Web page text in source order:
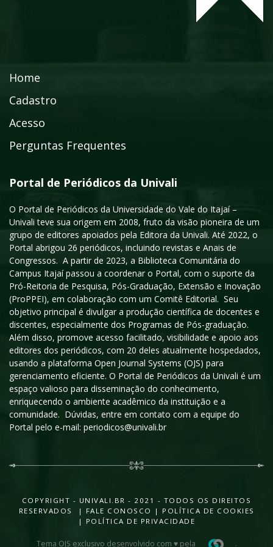
Home
Cadastro
Acesso
Perguntas Frequentes
Portal de Periódicos da Univali
O Portal de Periódicos da Universidade do Vale do Itajaí –
Univali teve sua origem em 2008, fruto da visão pioneira de um
grupo de editores apoiados pela Editora da Univali. Até 2022, o
Portal abrigou 26 periódicos, incluindo revistas e Anais de
Congressos. A partir de 2023, a Biblioteca Comunitária do
Campus Itajaí passou a coordenar o Portal, com o suporte da
Pró-Reitoria de Pesquisa, Pós-Graduação, Extensão e Inovação
(ProPPEI), em colaboração com um Comitê Editorial. Seu
objetivo principal é divulgar a produção científica de docentes e
discentes, especialmente dos Programas de Pós-graduação.
Além disso, promove acesso facilitado, visibilidade e apoio aos
editores dos periódicos, com 20 deles atualmente hospedados,
usando a plataforma Open Journal Systems (OJS) para
gerenciamento eficiente. O Portal de Periódicos da Univali é um
espaço valioso para disseminação do conhecimento,
enriquecendo o ambiente acadêmico da instituição e a
comunidade. Dúvidas, entre em contato com a equipe do
Portal pelo e-mail: periodicos@univali.br
COPYRIGHT - UNIVALI.BR - 2021 - TODOS OS DIREITOS
RESERVADOS |
FALE CONOSCO | POLÍTICA DE COOKIES
| POLÍTICA DE PRIVACIDADE
Tema OJS exclusivo desenvolvido com ♥ pela .